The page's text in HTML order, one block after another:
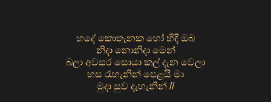
හදේ කොතැනක හෝ හිඳී ඔබ
නිදා නොනිදා මෙන්
බලා අවසර සොයා කල් දැන වෙලා
හස රැහැනින් පෙළයි මා
මුදා සුව දැහැනින් //